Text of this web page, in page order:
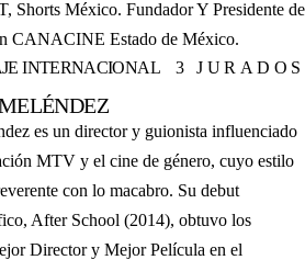
Shorts México. Fundador Y Presidente de
CANACINE Estado de México.
INTERNACIONAL
3 JURADOS
es un director y guionista influenciado
MTV y el cine de género, cuyo estilo
con lo macabro. Su debut
After School (2014), obtuvo los
Director y Mejor Película en el